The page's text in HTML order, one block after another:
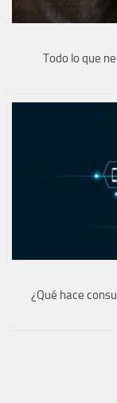
Todo lo que
¿Qué hace